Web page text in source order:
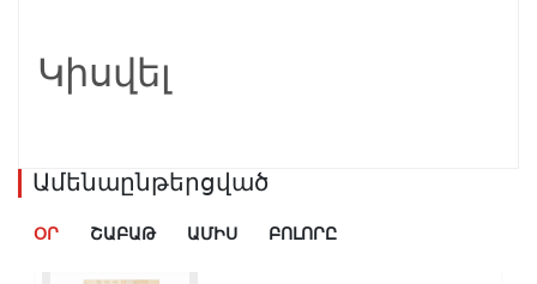
Կիսվել
Ամենաընթերցված
ՕՐ ՇԱԲԱԹ ԱՄԻՍ ԲՈԼՈՐԸ